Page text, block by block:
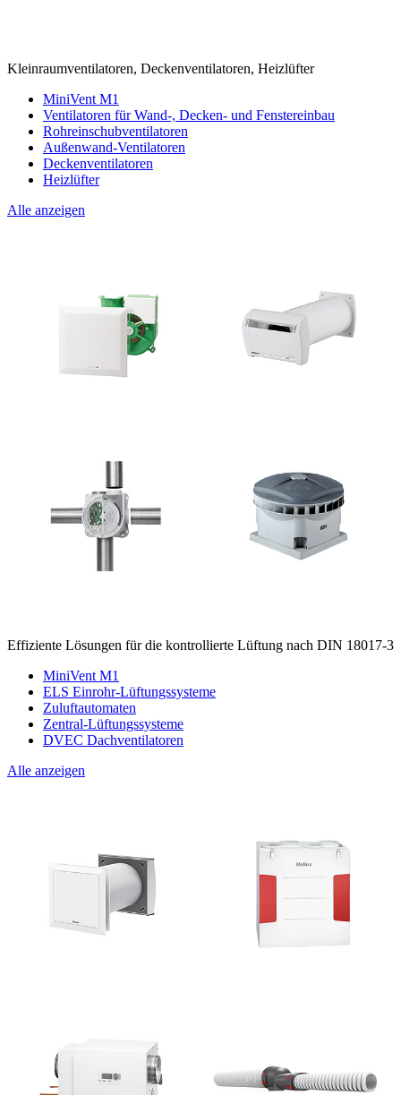
Kleinraumventilatoren, Deckenventilatoren, Heizlüfter
MiniVent M1
Ventilatoren für Wand-, Decken- und Fenstereinbau
Rohreinschubventilatoren
Außenwand-Ventilatoren
Deckenventilatoren
Heizlüfter
Alle anzeigen
Effiziente Lösungen für die kontrollierte Lüftung nach DIN 18017-3
MiniVent M1
ELS Einrohr-Lüftungssysteme
Zuluftautomaten
Zentral-Lüftungssysteme
DVEC Dachventilatoren
Alle anzeigen